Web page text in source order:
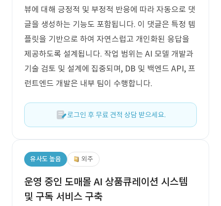
뷰에 대해 긍정적 및 부정적 반응에 따라 자동으로 댓
글을 생성하는 기능도 포함됩니다. 이 댓글은 특정 템
플릿을 기반으로 하여 자연스럽고 개인화된 응답을
제공하도록 설계됩니다. 작업 범위는 AI 모델 개발과
기술 검토 및 설계에 집중되며, DB 및 백엔드 API, 프
런트엔드 개발은 내부 팀이 수행합니다.
로그인 후 무료 견적 상담 받으세요.
유사도 높음 외주
운영 중인 도매몰 AI 상품큐레이션 시스템
및 구독 서비스 구축